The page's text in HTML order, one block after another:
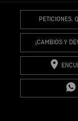
PETICIONES,
¡CAMBIOS Y